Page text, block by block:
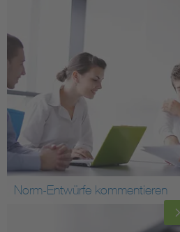
Norm-Entwürfe kommentieren